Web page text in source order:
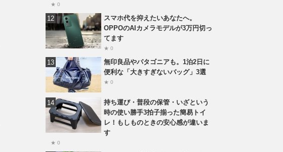
★ 0
スマホ代を抑えたいあなたへ。
OPPOのAIカメラモデルが3万円切っ
てます
★ 0
無印良品やパタゴニアも。1泊2日に
便利な「大きすぎないバッグ」3選
★ 0
持ち運び・普段の保管・いざという
時の使い勝手3拍子揃った簡易トイ
レ！もしものときの安心感が違いま
す
★ 0